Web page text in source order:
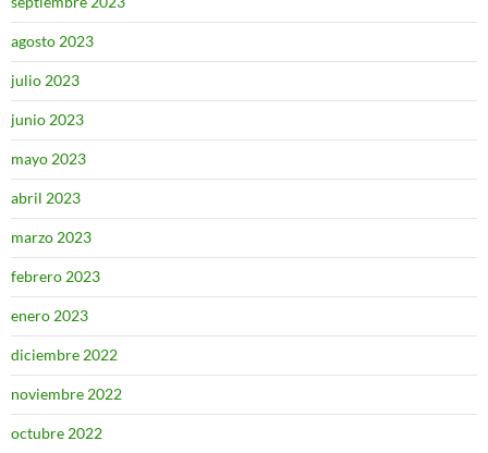
agosto 2023
julio 2023
junio 2023
mayo 2023
abril 2023
marzo 2023
febrero 2023
enero 2023
diciembre 2022
noviembre 2022
octubre 2022